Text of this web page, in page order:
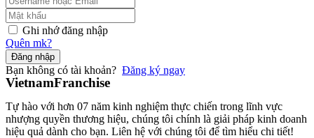
Ghi nhớ đăng nhập
Quên mk?
Đăng nhập
Bạn không có tài khoản? Đăng ký ngay
VietnamFranchise
Tự hào với hơn 07 năm kinh nghiệm thực chiến trong lĩnh vực
nhượng quyền thương hiệu, chúng tôi chính là giải pháp kinh doanh
hiệu quả dành cho bạn. Liên hệ với chúng tôi để tìm hiểu chi tiết!